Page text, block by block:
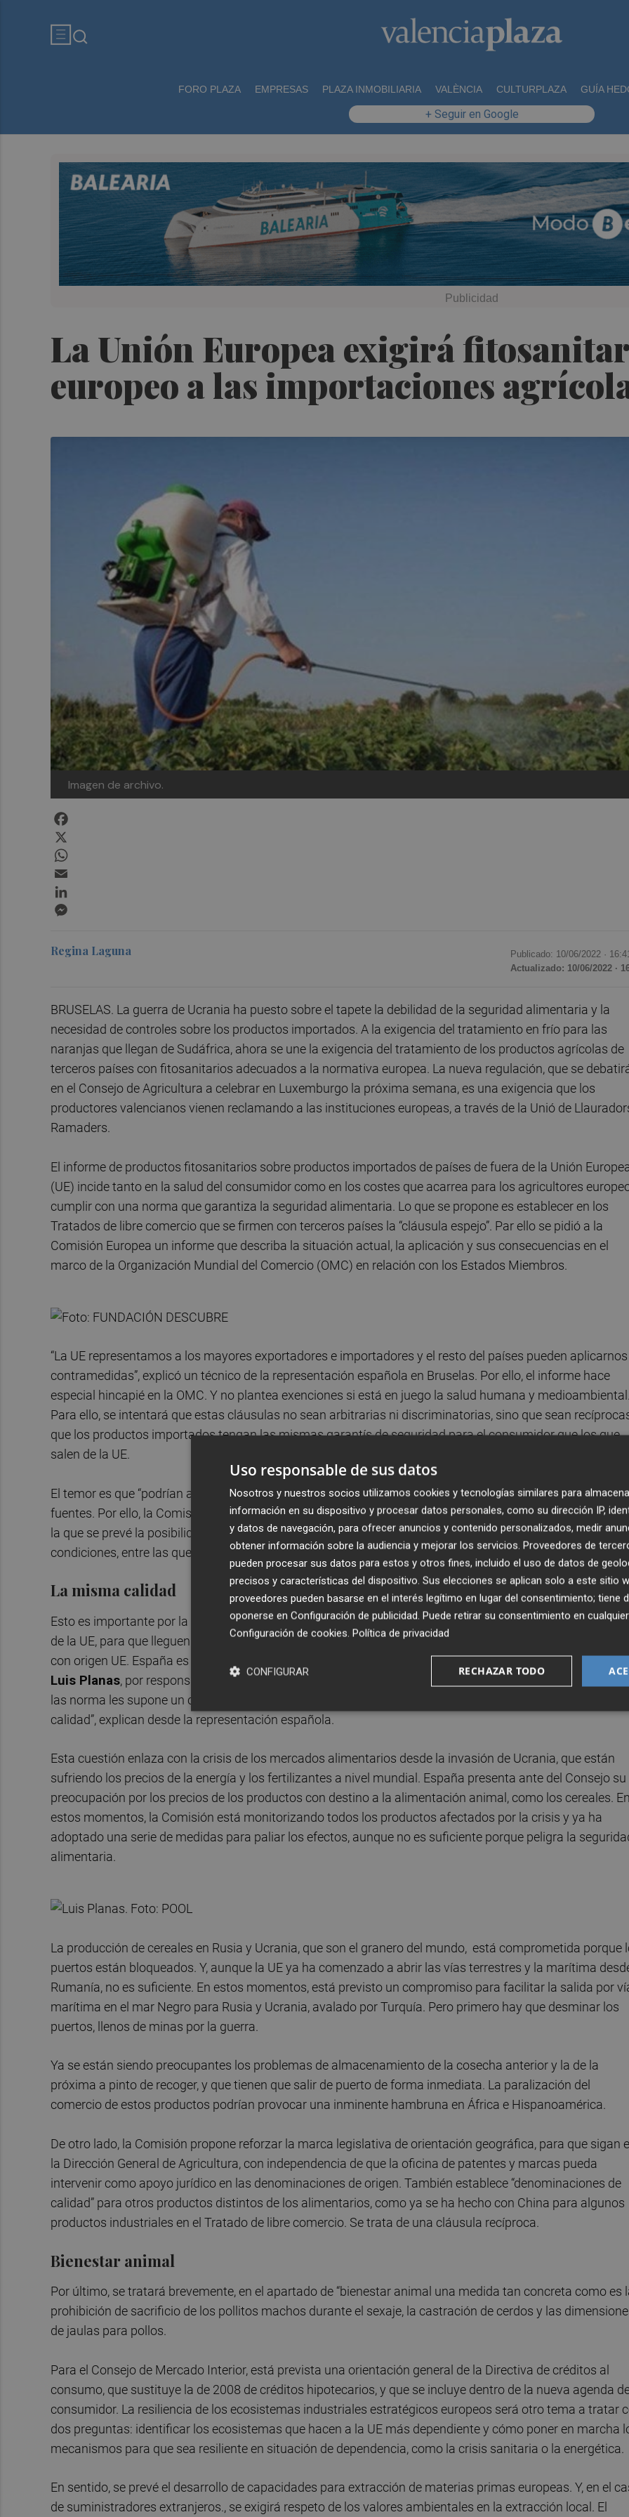
FORO PLAZA EMPRESAS PLAZA INMOBILIARIA VALÈNCIA CULTURPLAZA GUÍA
+ Seguir en Google
La Unión Europea exigirá
europeo a las importaciones
Imagen de archivo.
Regina Laguna Publicado: 10/06/2022 ·
Actualizado: 10/06/2022 ·
BRUSELAS. La guerra de Ucrania ha puesto sobre el tapete la debilidad de la seguridad alimentaria y la
necesidad de controles sobre los productos importados. A la exigencia del tratamiento en frío para las
naranjas que llegan de Sudáfrica, ahora se une la exigencia del tratamiento de los productos agrícolas de
terceros países con fitosanitarios adecuados a la normativa europea. La nueva regulación, que se
en el Consejo de Agricultura a celebrar en Luxemburgo la próxima semana, es una exigencia que los
productores valencianos vienen reclamando a las instituciones europeas, a través de la Unió de
Ramaders.
El informe de productos fitosanitarios sobre productos importados de países de fuera de la Unión
(UE) incide tanto en la salud del consumidor como en los costes que acarrea para los agricultores
cumplir con una norma que garantiza la seguridad alimentaria. Lo que se propone es establecer en los
Tratados de libre comercio que se firmen con terceros países la “cláusula espejo”. Par ello se pidió a la
Comisión Europea un informe que describa la situación actual, la aplicación y sus consecuencias en el
marco de la Organización Mundial del Comercio (OMC) en relación con los Estados Miembros.
“La UE representamos a los mayores exportadores e importadores y el resto del países pueden aplicarnos
contramedidas”, explicó un técnico de la representación española en Bruselas. Por ello, el informe hace
especial hincapié en la OMC. Y no plantea exenciones si está en juego la salud humana y medioambiental.
Para ello, se intentará que estas cláusulas no sean arbitrarias ni discriminatorias, sino que sean
que los productos importados tengan las mismas garantís de seguridad para el consumidor que los que
salen de la UE.
El temor es que “podrían aplicarnos contrapartidas y someternos a posibles presiones”, añaden las
fuentes. Por ello, la Comisión ya ha comenzado a aplicar en los Tratados de libre comercio una cláusula
la que se prevé la posibilidad de esta exigencia. La UE rebaja sus aranceles a la importación con unas
condiciones, entre las que se incluirá la de los fitosanitarios regulados con estándares europeos.
La misma calidad
Esto es importante por la necesidad que tenemos de controlar las mercancías que se incorporen al
de la UE, para que lleguen en las mismas condiciones que los que se comercializan en el mercado interior
con origen UE. España es el primer país que ha exigido esa cláusula, a través del ministro de Agricultura,
Luis Planas, por responsabilidad con los ciudadanos y con los agricultores españoles, a los que cumplir
las norma les supone un coste añadido a sus productos. “Por ello, esos productos deben tener las misma
calidad”, explican desde la representación española.
Esta cuestión enlaza con la crisis de los mercados alimentarios desde la invasión de Ucrania, que están
sufriendo los precios de la energía y los fertilizantes a nivel mundial. España presenta ante del Consejo su
preocupación por los precios de los productos con destino a la alimentación animal, como los cereales. En
estos momentos, la Comisión está monitorizando todos los productos afectados por la crisis y ya ha
adoptado una serie de medidas para paliar los efectos, aunque no es suficiente porque peligra la
alimentaria.
La producción de cereales en Rusia y Ucrania, que son el granero del mundo, está comprometida porque
puertos están bloqueados. Y, aunque la UE ya ha comenzado a abrir las vías terrestres y la marítima
Rumanía, no es suficiente. En estos momentos, está previsto un compromiso para facilitar la salida por
marítima en el mar Negro para Rusia y Ucrania, avalado por Turquía. Pero primero hay que desminar los
puertos, llenos de minas por la guerra.
Ya se están siendo preocupantes los problemas de almacenamiento de la cosecha anterior y la de la
próxima a pinto de recoger, y que tienen que salir de puerto de forma inmediata. La paralización del
comercio de estos productos podrían provocar una inminente hambruna en África e Hispanoamérica.
De otro lado, la Comisión propone reforzar la marca legislativa de orientación geográfica, para que sigan
la Dirección General de Agricultura, con independencia de que la oficina de patentes y marcas pueda
intervenir como apoyo jurídico en las denominaciones de origen. También establece “denominaciones de
calidad” para otros productos distintos de los alimentarios, como ya se ha hecho con China para algunos
productos industriales en el Tratado de libre comercio. Se trata de una cláusula recíproca.
Bienestar animal
Por último, se tratará brevemente, en el apartado de “bienestar animal una medida tan concreta como es
prohibición de sacrificio de los pollitos machos durante el sexaje, la castración de cerdos y las
de jaulas para pollos.
Para el Consejo de Mercado Interior, está prevista una orientación general de la Directiva de créditos al
consumo, que sustituye la de 2008 de créditos hipotecarios, y que se incluye dentro de la nueva agenda
consumidor. La resiliencia de los ecosistemas industriales estratégicos europeos será otro tema a tratar
dos preguntas: identificar los ecosistemas que hacen a la UE más dependiente y cómo poner en marcha
mecanismos para que sea resiliente en situación de dependencia, como la crisis sanitaria o la energética.
En sentido, se prevé el desarrollo de capacidades para extracción de materias primas europeas. Y, en el
de suministradores extranjeros., se exigirá respeto de los valores ambientales en la extracción local. El
Uso responsable de sus datos
Nosotros y nuestros socios utilizamos cookies y tecnologías similares para
información en su dispositivo y procesar datos personales, como su dirección IP,
y datos de navegación, para ofrecer anuncios y contenido personalizados, medir
obtener información sobre la audiencia y mejorar los servicios. Proveedores de
pueden procesar sus datos para estos y otros fines, incluido el uso de datos de
precisos y características del dispositivo. Sus elecciones se aplican solo a este sitio
proveedores pueden basarse en el interés legítimo en lugar del consentimiento; tiene
oponerse en Configuración de publicidad. Puede retirar su consentimiento en
Configuración de cookies. Política de privacidad
RECHAZAR TODO
CONFIGURAR